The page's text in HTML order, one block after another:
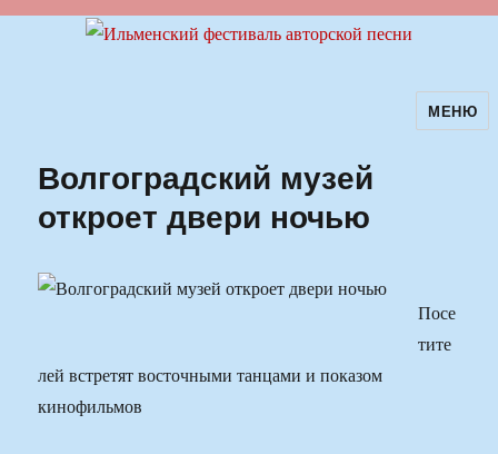
Ильменский фестиваль авторскойМЕНЮ
Волгоградский музей
откроет двери ночью
Посе
тите
лей встретят восточными танцами и показом
кинофильмов